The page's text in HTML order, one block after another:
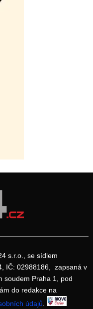
s.r.o., se sídlem
IČ: 02988186, zapsaná v
soudem Praha 1, pod
do redakce na
údajů